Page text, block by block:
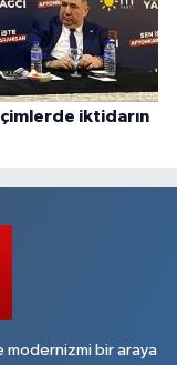
iktidarın
modernizmi bir araya